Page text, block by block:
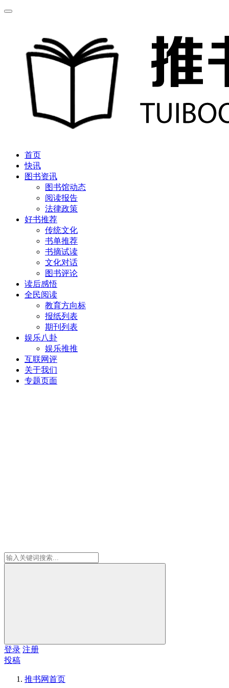
首页
快讯
图书资讯
图书馆动态
阅读报告
法律政策
好书推荐
传统文化
书单推荐
书摘试读
文化对话
图书评论
读后感悟
全民阅读
教育方向标
报纸列表
期刊列表
娱乐八卦
娱乐推推
互联网评
关于我们
专题页面
登录 注册
投稿
推书网首页